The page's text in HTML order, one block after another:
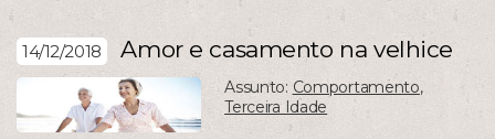
14/12/2018 Amor e casamento na velhice
Assunto: Comportamento,
Terceira Idade